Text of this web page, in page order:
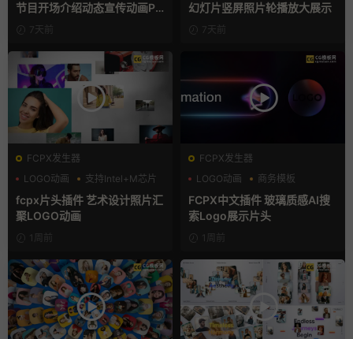
节目开场介绍动态宣传动画PR
模版7天前
幻灯片竖屏照片轮播放大展示
7天前
FCPX发生器
LOGO动画
支持Intel+M芯片
汇聚
fcpx片头插件 艺术设计照片汇
聚LOGO动画
1周前
FCPX发生器
LOGO动画
商务模板
支持Intel+M芯片
FCPX中文插件 玻璃质感AI搜
索Logo展示片头
1周前